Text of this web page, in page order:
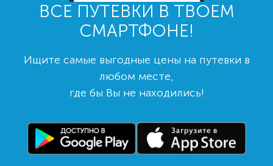
ВСЕ ПУТЕВКИ В ТВОЕМ
СМАРТФОНЕ!
Ищите самые выгодные цены на путевки в
любом месте,
где бы Вы не находились!